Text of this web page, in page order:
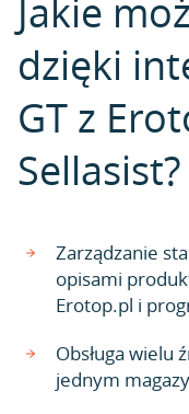
Jakie
dzięki
GT z
Sellasist?
Zarządzanie
opisami
Erotop.pl i
Obsługa wielu
jednym